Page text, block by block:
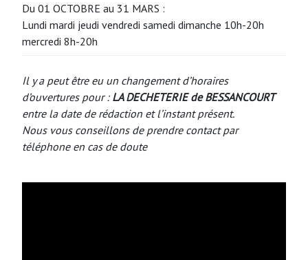
Du 01 OCTOBRE au 31 MARS :
Lundi mardi jeudi vendredi samedi dimanche 10h-20h
mercredi 8h-20h
Il y a peut être eu un changement d’horaires
d’ouvertures pour : LA DECHETERIE de BESSANCOURT
entre la date de rédaction et l’instant présent.
Nous vous conseillons de prendre contact par
téléphone en cas de doute